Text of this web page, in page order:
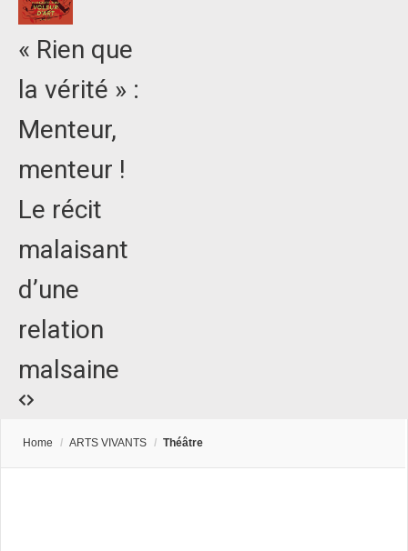
« Rien que
la vérité » :
Menteur,
menteur !
Le récit
malaisant
d’une
relation
malsaine
Home / ARTS VIVANTS / Théâtre